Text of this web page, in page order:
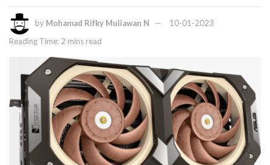
by Mohamad Rifky Muliawan N
10-01-2023
Reading Time: 2 mins read